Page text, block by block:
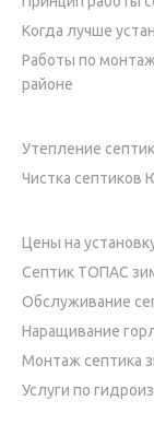
Когда лучше
Работы по
районе
Утепление
Чистка
Цены на
Септик ТОПАС
Обслуживание
Наращивание
Монтаж септика
Услуги по